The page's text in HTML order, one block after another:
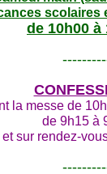
scolaires
de 10h00 à
la messe de
de 9h15 à
et sur rendez-